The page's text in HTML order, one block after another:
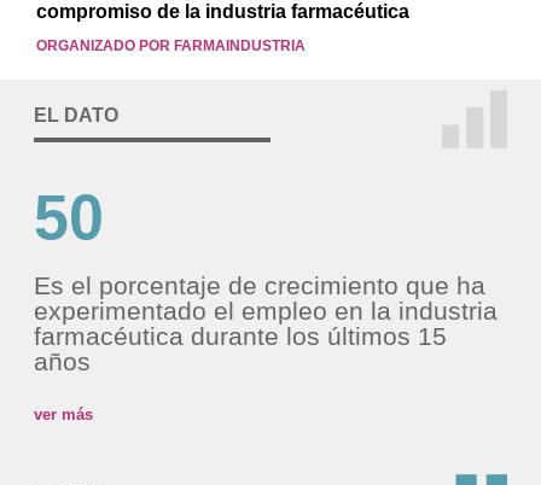
compromiso de la industria farmacéutica
ORGANIZADO POR FARMAINDUSTRIA
EL DATO
50
Es el porcentaje de crecimiento que ha
experimentado el empleo en la industria
farmacéutica durante los últimos 15
años
ver más